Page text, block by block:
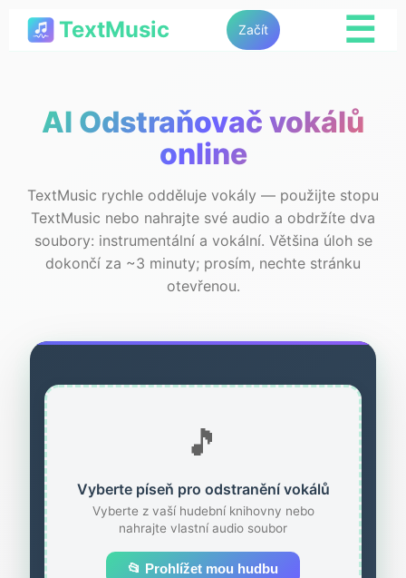
TextMusic Začít ☰
AI Odstraňovač vokálů
online
TextMusic rychle odděluje vokály — použijte stopu
TextMusic nebo nahrajte své audio a obdržíte dva
soubory: instrumentální a vokální. Většina úloh se
dokončí za ~3 minuty; prosím, nechte stránku
otevřenou.
🎵
Vyberte píseň pro odstranění vokálů
Vyberte z vaší hudební knihovny nebo
nahrajte vlastní audio soubor
📂 Prohlížet mou hudbu